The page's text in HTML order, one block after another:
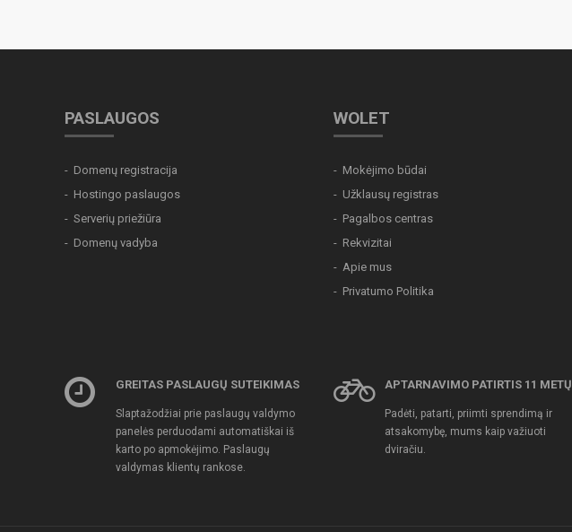
PASLAUGOS
Domenų registracija
Hostingo paslaugos
Serverių priežiūra
Domenų vadyba
WOLET
Mokėjimo būdai
Užklausų registras
Pagalbos centras
Rekvizitai
Apie mus
Privatumo Politika
GREITAS PASLAUGŲ SUTEIKIMAS
Slaptažodžiai prie paslaugų valdymo
panelės perduodami automatiškai iš
karto po apmokėjimo. Paslaugų
valdymas klientų rankose.
APTARNAVIMO PATIRTIS 11 METŲ
Padėti, patarti, priimti sprendimą ir
atsakomybę, mums kaip važiuoti
dviračiu.